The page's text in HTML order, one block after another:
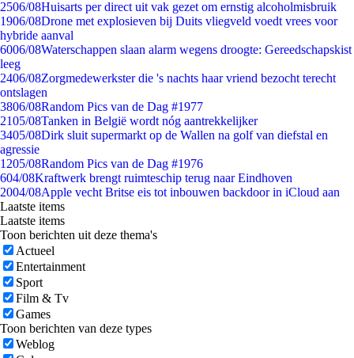
2506/08Huisarts per direct uit vak gezet om ernstig alcoholmisbruik
1906/08Drone met explosieven bij Duits vliegveld voedt vrees voor
hybride aanval
6006/08Waterschappen slaan alarm wegens droogte: Gereedschapskist
leeg
2406/08Zorgmedewerkster die 's nachts haar vriend bezocht terecht
ontslagen
3806/08Random Pics van de Dag #1977
2105/08Tanken in België wordt nóg aantrekkelijker
3405/08Dirk sluit supermarkt op de Wallen na golf van diefstal en
agressie
1205/08Random Pics van de Dag #1976
604/08Kraftwerk brengt ruimteschip terug naar Eindhoven
2004/08Apple vecht Britse eis tot inbouwen backdoor in iCloud aan
Laatste items
Laatste items
Toon berichten uit deze thema's
Actueel
Entertainment
Sport
Film & Tv
Games
Toon berichten van deze types
Weblog